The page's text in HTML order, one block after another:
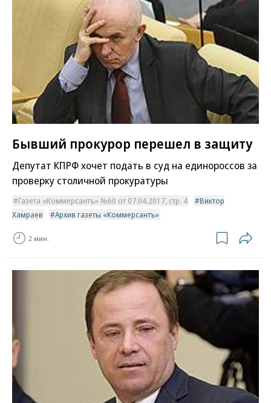
Бывший прокурор перешел в защиту
Депутат КПРФ хочет подать в суд на единороссов за
проверку столичной прокуратуры
Газета «Коммерсантъ» №60 от 07.04.2017, стр. 4
Виктор
Хамраев
Архив газеты «Коммерсантъ»
2 мин.